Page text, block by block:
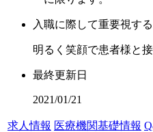
入職に際して重要視す
明るく笑顔で患者様
最終更新日
2021/01/21
求人情報 医療機関基礎情報